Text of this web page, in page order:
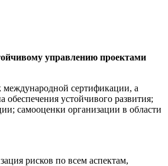
управлению проектами
сертификации, а
обеспечения устойчивого развития;
самооценки организации в области
рисков по всем аспектам,